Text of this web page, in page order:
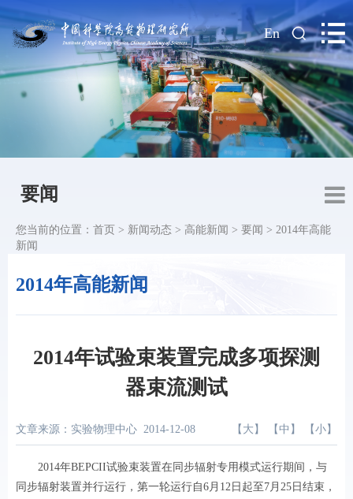
| En
要闻
2014年高能新闻
您当前的位置： 首页 > 新闻动态 > 高能新闻 > 要闻 > 2014年高能
新闻
2014年试验束装置完成多项探测
器束流测试
文章来源：实验物理中心 2014-12-08 【 大 】 【 中 】 【 小 】
2014年BEPCII试验束装置在同步辐射专用模式运行期间，与
同步辐射装置并行运行， 第一轮运行自6月 12 日起至 7月 25 日结束，